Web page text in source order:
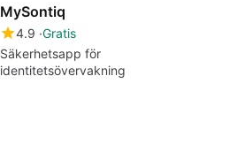
MySontiq
4.9 Gratis
Säkerhetsapp för
identitetsövervakning